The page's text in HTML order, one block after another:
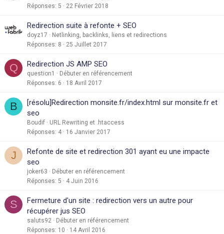
Réponses 5 22 Février 2018
Redirection suite à refonte + SEO
doyz17
Netlinking, backlinks, liens et redirections
Réponses 8 25 Juillet 2017
Q Redirection JS AMP SEO
question1
Débuter en référencement
Réponses 6 18 Avril 2017
B
[résolu]Redirection monsite.fr/index.html sur monsite.fr et
seo
Boudif
URL Rewriting et .htaccess
Réponses 4 16 Janvier 2017
J
Refonte de site et redirection 301 ayant eu une impacte
seo
joker63
Débuter en référencement
Réponses 5 4 Juin 2016
S
Fermeture d'un site : redirection vers un autre pour
récupérer jus SEO
saluts92
Débuter en référencement
Réponses 10 14 Avril 2016